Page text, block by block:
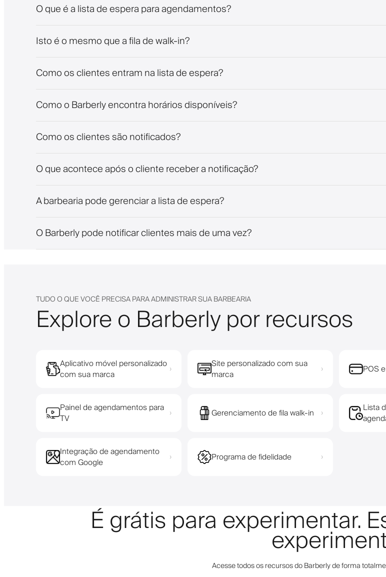
O que é a lista de espera para agendamentos?
Isto é o mesmo que a fila de walk-in?
Como os clientes entram na lista de espera?
Como o Barberly encontra horários disponíveis?
Como os clientes são notificados?
O que acontece após o cliente receber a notificação?
A barbearia pode gerenciar a lista de espera?
O Barberly pode notificar clientes mais de uma vez?
TUDO O QUE VOCÊ PRECISA PARA ADMINISTRAR SUA BARBEARIA
Explore o Barberly por recursos
Aplicativo móvel personalizado
com sua marca
›
Site personalizado com sua
marca
› POS
Painel de agendamentos para
TV
› Gerenciamento de fila walk-in ›
Lista
Integração de agendamento
com Google
› Programa de fidelidade ›
É grátis para experimentar.
Acesse todos os recursos do Barberly de forma